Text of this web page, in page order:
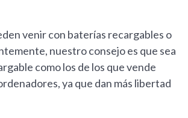
venir con baterías recargables o
nuestro consejo es que sea
como los de los que vende
ya que dan más libertad